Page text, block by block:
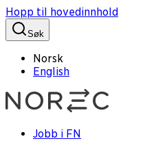
Hopp til hovedinnhold
Søk
Norsk
English
Jobb i FN